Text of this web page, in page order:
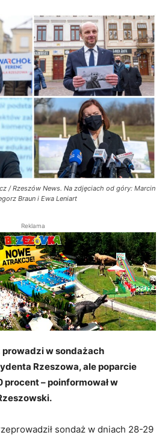
/ Rzeszów News. Na zdjęciach od góry: Marcin
Braun i Ewa Leniart
Reklama
prowadzi w sondażach
Rzeszowa, ale poparcie
procent – poinformował w
sondaż w dniach 28-29